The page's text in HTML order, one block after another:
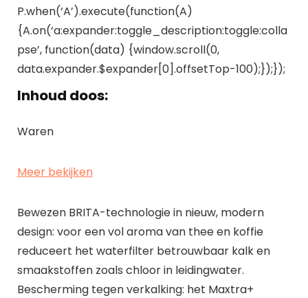
P.when(‘A’).execute(function(A)
{A.on(‘a:expander:toggle_description:toggle:colla
pse’, function(data) {window.scroll(0,
data.expander.$expander[0].offsetTop-100);});});
Inhoud doos:
Waren
Meer bekijken
Bewezen BRITA-technologie in nieuw, modern
design: voor een vol aroma van thee en koffie
reduceert het waterfilter betrouwbaar kalk en
smaakstoffen zoals chloor in leidingwater.
Bescherming tegen verkalking: het Maxtra+